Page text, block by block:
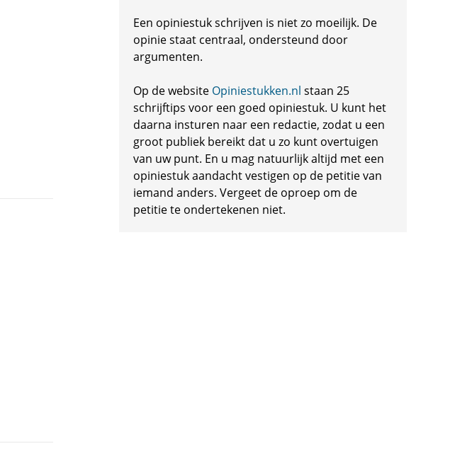
Een opiniestuk schrijven is niet zo moeilijk. De
opinie staat centraal, ondersteund door
argumenten.
Op de website Opiniestukken.nl staan 25
schrijftips voor een goed opiniestuk. U kunt het
daarna insturen naar een redactie, zodat u een
groot publiek bereikt dat u zo kunt overtuigen
van uw punt. En u mag natuurlijk altijd met een
opiniestuk aandacht vestigen op de petitie van
iemand anders. Vergeet de oproep om de
petitie te ondertekenen niet.